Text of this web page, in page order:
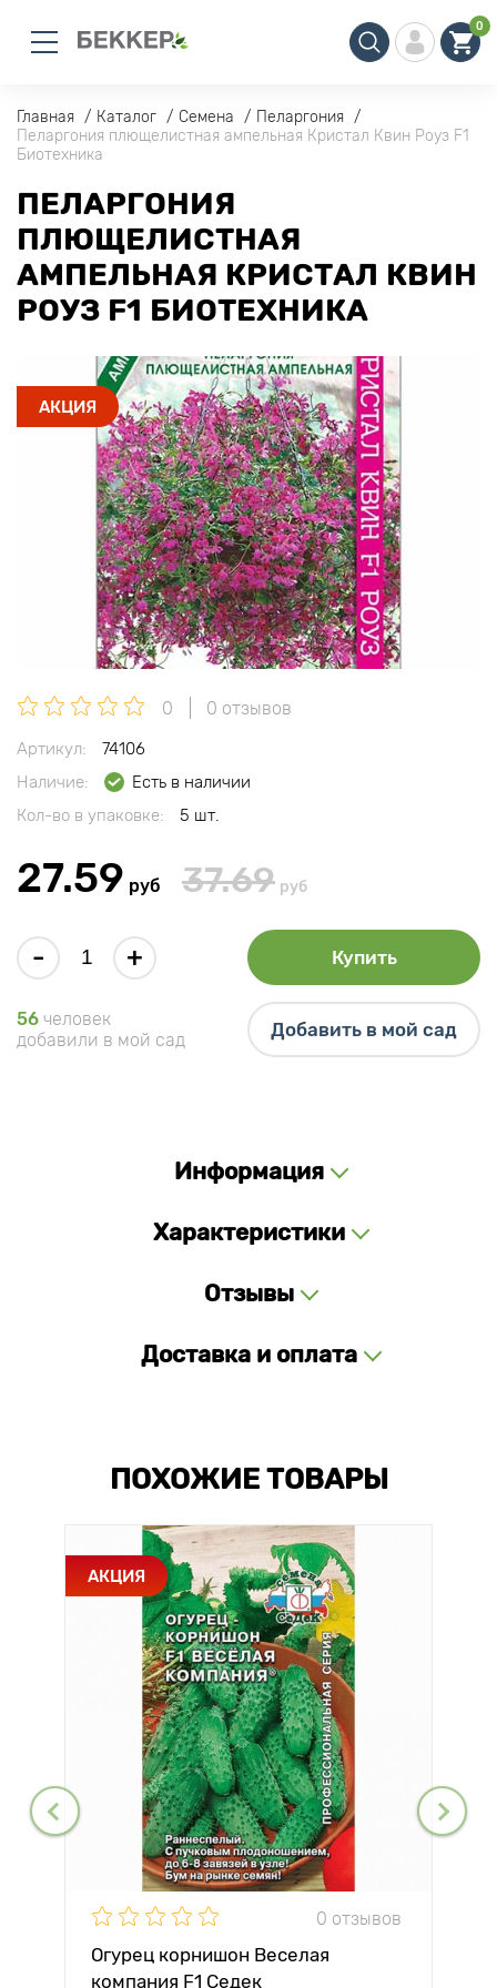
0
Главная Каталог Семена
Пеларгония
Пеларгония плющелистная ампельная Кристал Квин Роуз F1
Биотехника
ПЕЛАРГОНИЯ
ПЛЮЩЕЛИСТНАЯ
АМПЕЛЬНАЯ КРИСТАЛ КВИН
РОУЗ F1 БИОТЕХНИКА
АКЦИЯ
0 0 отзывов
Артикул:
74106
Наличие:
Есть в наличии
Кол-во в упаковке:
5 шт.
27.59 руб 37.69 руб
- + Купить
56 человек
добавили в мой сад
Добавить в мой сад
Информация
Характеристики
Отзывы
Доставка и оплата
ПОХОЖИЕ ТОВАРЫ
АКЦИЯ
0 отзывов
Огурец корнишон Веселая
компания F1 Седек